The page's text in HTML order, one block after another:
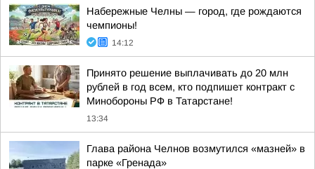
Набережные Челны — город, где рождаются
чемпионы!
14:12
Принято решение выплачивать до 20 млн
рублей в год всем, кто подпишет контракт с
Минобороны РФ в Татарстане!
13:34
Глава района Челнов возмутился «мазней» в
парке «Гренада»